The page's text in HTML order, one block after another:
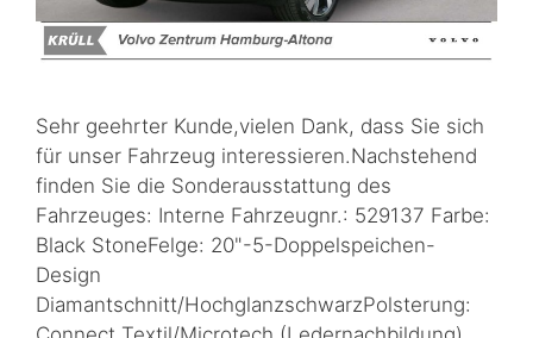
Sehr geehrter Kunde,vielen Dank, dass Sie sich
für unser Fahrzeug interessieren.Nachstehend
finden Sie die Sonderausstattung des
Fahrzeuges: Interne Fahrzeugnr.: 529137 Farbe:
Black StoneFelge: 20"-5-Doppelspeichen-
Design
Diamantschnitt/HochglanzschwarzPolsterung: